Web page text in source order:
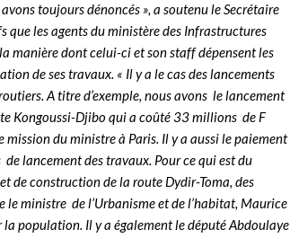
toujours dénoncés », a soutenu le Secrétaire
que les agents du ministère des Infrastructures
manière dont celui-ci et son staff dépensent les
de ses travaux. « Il y a le cas des lancements
A titre d’exemple, nous avons le lancement
Kongoussi-Djibo qui a coûté 33 millions de F
mission du ministre à Paris. Il y a aussi le paiement
lancement des travaux. Pour ce qui est du
de construction de la route Dydir-Toma, des
ministre de l’Urbanisme et de l’habitat, Maurice
population. Il y a également le député Abdoulaye